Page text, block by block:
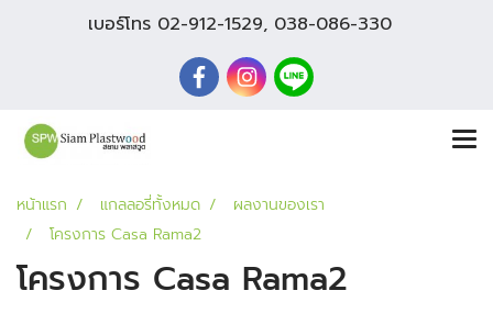
เบอร์โทร 02-912-1529, 038-086-330
หน้าแรก แกลลอรี่ทั้งหมด
ผลงานของเรา
โครงการ Casa Rama2
โครงการ Casa Rama2